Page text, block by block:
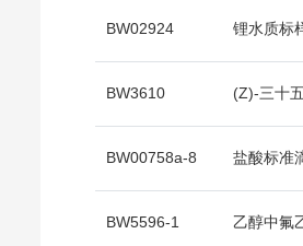
BW02924 锂水质标
BW3610 (Z)-三十
BW00758a-8 盐酸标准
BW5596-1 乙醇中氟